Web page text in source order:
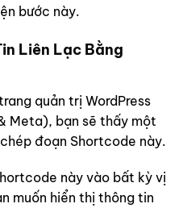
bước này.
Liên Lạc Bằng
quản trị WordPress
Meta), bạn sẽ thấy một
đoạn Shortcode này.
này vào bất kỳ vị
muốn hiển thị thông tin